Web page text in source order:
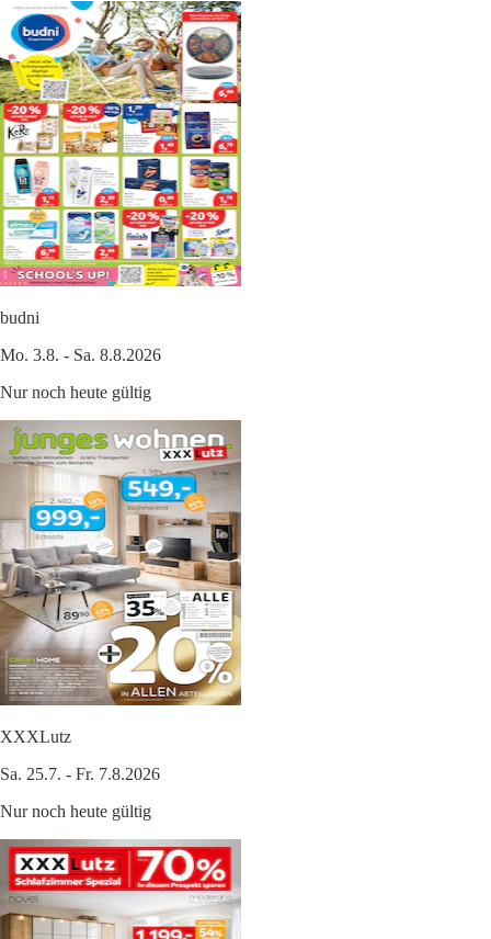
budni
Mo. 3.8. - Sa. 8.8.2026
Nur noch heute gültig
XXXLutz
Sa. 25.7. - Fr. 7.8.2026
Nur noch heute gültig